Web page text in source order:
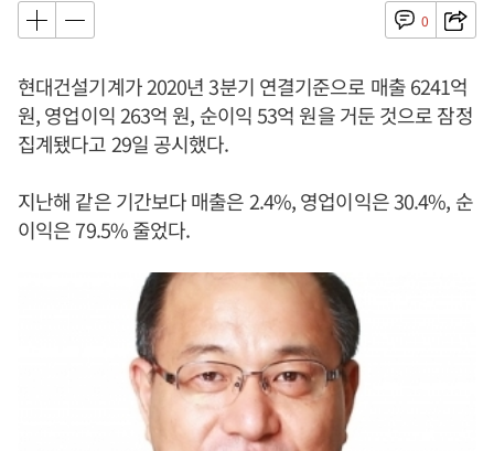
0
현대건설기계가 2020년 3분기 연결기준으로 매출 6241억
원, 영업이익 263억 원, 순이익 53억 원을 거둔 것으로 잠정
집계됐다고 29일 공시했다.
지난해 같은 기간보다 매출은 2.4%, 영업이익은 30.4%, 순
이익은 79.5% 줄었다.